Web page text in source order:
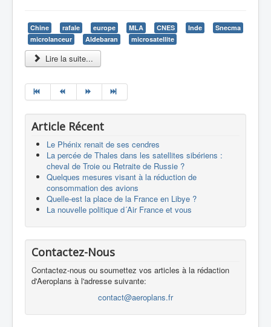
Chine rafale europe MLA CNES Inde
Snecma
microlanceur
Aldebaran microsatellite
Lire la suite...
Article Récent
Le Phénix renait de ses cendres
La percée de Thales dans les satellites sibériens :
cheval de Troie ou Retraite de Russie ?
Quelques mesures visant à la réduction de
consommation des avions
Quelle-est la place de la France en Libye ?
La nouvelle politique d´Air France et vous
Contactez-Nous
Contactez-nous ou soumettez vos articles à la rédaction
d'Aeroplans à l'adresse suivante:
contact@aeroplans.fr